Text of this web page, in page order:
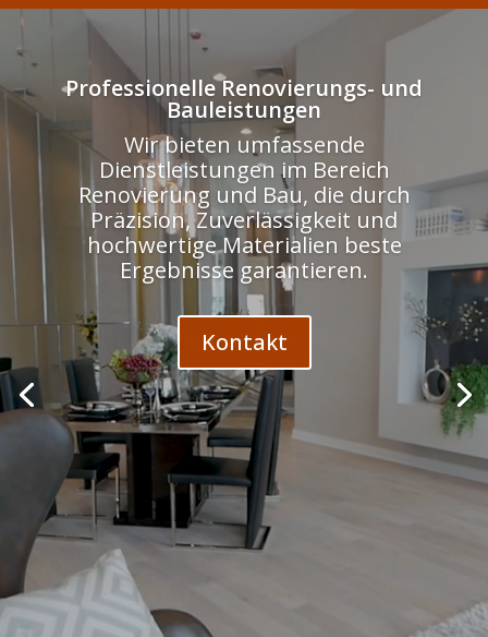
Professionelle Renovierungs- und
Bauleistungen
Wir bieten umfassende
Dienstleistungen im Bereich
Renovierung und Bau, die durch
Präzision, Zuverlässigkeit und
hochwertige Materialien beste
Ergebnisse garantieren.
Kontakt